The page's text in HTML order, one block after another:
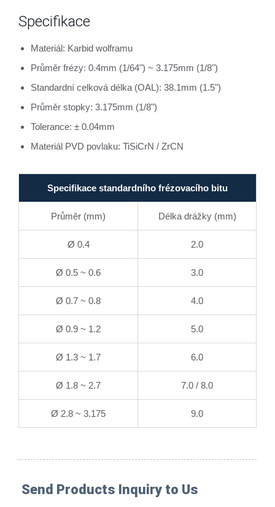
Specifikace
Materiál: Karbid wolframu
Průměr frézy: 0.4mm (1/64") ~ 3.175mm (1/8")
Standardní celková délka (OAL): 38.1mm (1.5")
Průměr stopky: 3.175mm (1/8")
Tolerance: ± 0.04mm
Materiál PVD povlaku: TiSiCrN / ZrCN
Specifikace standardního frézovacího bitu
Průměr (mm) Délka drážky (mm)
Ø 0.4 2.0
Ø 0.5 ~ 0.6 3.0
Ø 0.7 ~ 0.8 4.0
Ø 0.9 ~ 1.2 5.0
Ø 1.3 ~ 1.7 6.0
Ø 1.8 ~ 2.7 7.0 / 8.0
Ø 2.8 ~ 3.175 9.0